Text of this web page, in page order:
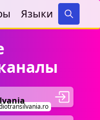
Языки
Search